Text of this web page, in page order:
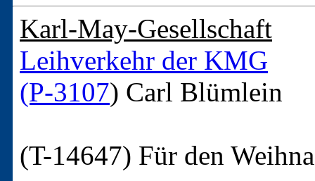
Karl-May-Gesellschaft
Leihverkehr der KMG
(P-3107) Carl Blümlein
(T-14647) Für den